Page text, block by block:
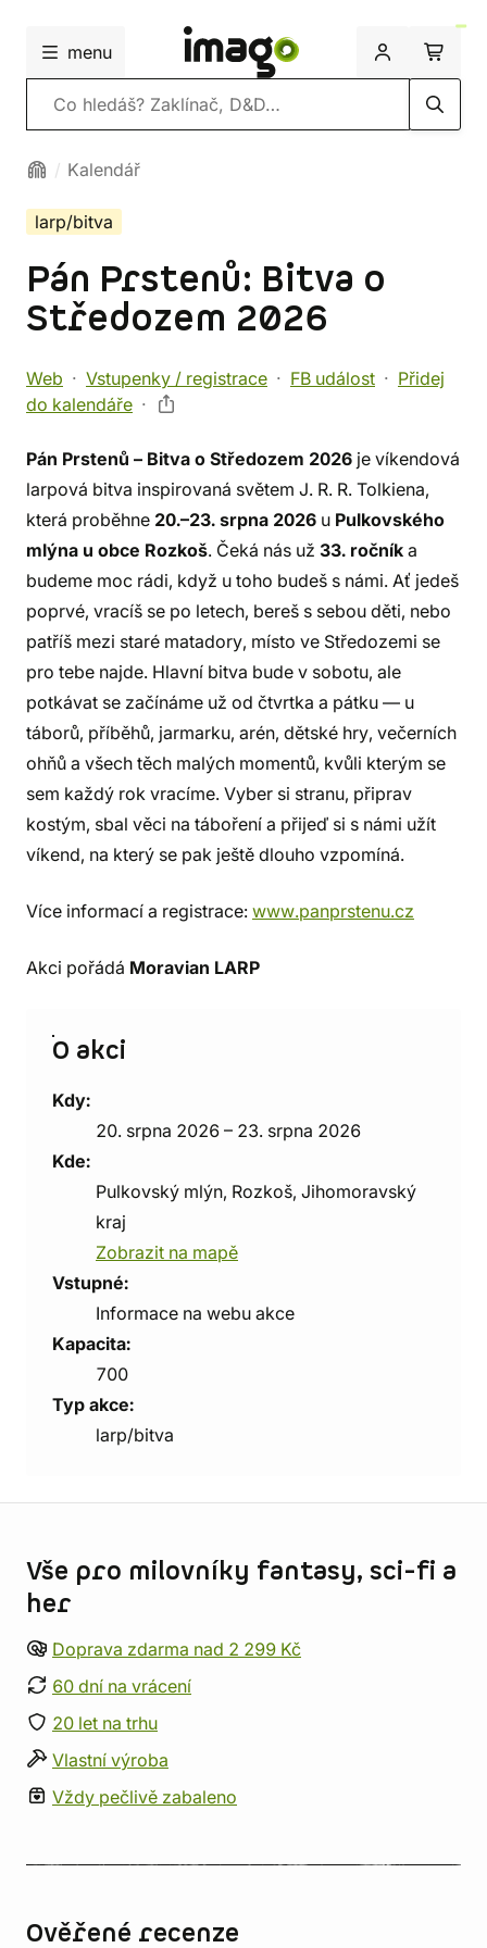
menu
Vyhledávání
Kalendář
larp/bitva
Pán Prstenů: Bitva o
Středozem 2026
Web Vstupenky / registrace FB událost
Přidej
do kalendáře
Pán Prstenů – Bitva o Středozem 2026 je víkendová
larpová bitva inspirovaná světem J. R. R. Tolkiena,
která proběhne 20.–23. srpna 2026 u Pulkovského
mlýna u obce Rozkoš. Čeká nás už 33. ročník a
budeme moc rádi, když u toho budeš s námi. Ať jedeš
poprvé, vracíš se po letech, bereš s sebou děti, nebo
patříš mezi staré matadory, místo ve Středozemi se
pro tebe najde. Hlavní bitva bude v sobotu, ale
potkávat se začínáme už od čtvrtka a pátku — u
táborů, příběhů, jarmarku, arén, dětské hry, večerních
ohňů a všech těch malých momentů, kvůli kterým se
sem každý rok vracíme. Vyber si stranu, připrav
kostým, sbal věci na táboření a přijeď si s námi užít
víkend, na který se pak ještě dlouho vzpomíná.
Více informací a registrace: www.panprstenu.cz
Akci pořádá Moravian LARP
O akci
Kdy:
20. srpna 2026 – 23. srpna 2026
Kde:
Pulkovský mlýn, Rozkoš, Jihomoravský
kraj
Zobrazit na mapě
Vstupné:
Informace na webu akce
Kapacita:
700
Typ akce:
larp/bitva
Vše pro milovníky fantasy, sci-fi a
her
Doprava zdarma nad 2 299 Kč
60 dní na vrácení
20 let na trhu
Vlastní výroba
Vždy pečlivě zabaleno
Ověřené recenze